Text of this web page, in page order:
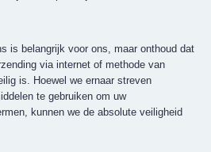
is belangrijk voor ons, maar onthoud dat
via internet of methode van
is. Hoewel we ernaar streven
te gebruiken om uw
kunnen we de absolute veiligheid